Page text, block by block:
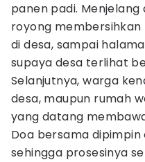
panen padi.
royong
di desa, sampai
supaya desa terlihat
Selanjutnya, warga
desa, maupun rumah
yang datang
Doa bersama
sehingga prosesinya